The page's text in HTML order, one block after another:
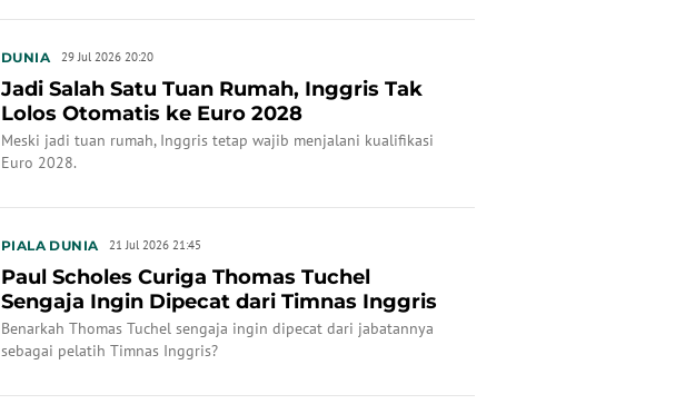
DUNIA 29 Jul 2026 20:20
Jadi Salah Satu Tuan Rumah, Inggris Tak
Lolos Otomatis ke Euro 2028
Meski jadi tuan rumah, Inggris tetap wajib menjalani kualifikasi
Euro 2028.
PIALA DUNIA 21 Jul 2026 21:45
Paul Scholes Curiga Thomas Tuchel
Sengaja Ingin Dipecat dari Timnas Inggris
Benarkah Thomas Tuchel sengaja ingin dipecat dari jabatannya
sebagai pelatih Timnas Inggris?